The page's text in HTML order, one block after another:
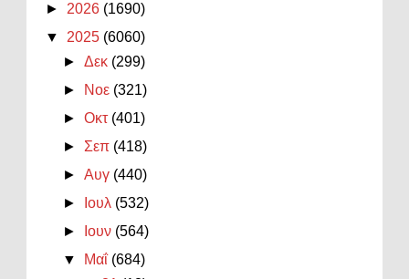
► 2026 (1690)
▼ 2025 (6060)
►Δεκ (299)
►
Νοε (321)
►Οκτ (401)
►Σεπ (418)
►Αυγ (440)
►
Ιουλ (532)
►
Ιουν (564)
▼
Μαΐ (684)